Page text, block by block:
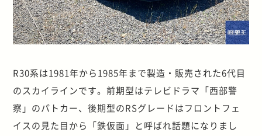
R30系は1981年から1985年まで製造・販売された6代目
のスカイラインです。前期型はテレビドラマ「西部警
察」のパトカー、後期型のRSグレードはフロントフェ
イスの見た目から「鉄仮面」と呼ばれ話題になりまし